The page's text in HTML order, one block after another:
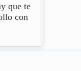
que te
con